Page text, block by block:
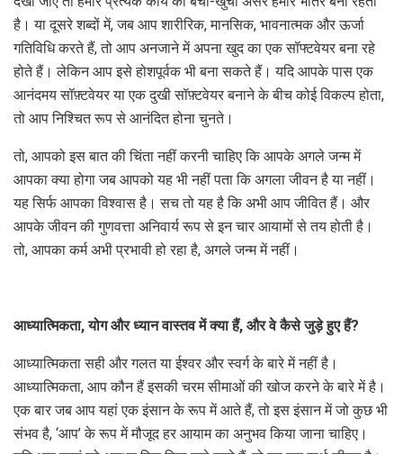
है। या दूसरे शब्दों में, जब आप शारीरिक, मानसिक, भावनात्मक और ऊर्जा
गतिविधि करते हैं, तो आप अनजाने में अपना खुद का एक सॉफ्टवेयर बना रहे
होते हैं। लेकिन आप इसे होशपूर्वक भी बना सकते हैं। यदि आपके पास एक
आनंदमय सॉफ़्टवेयर या एक दुखी सॉफ़्टवेयर बनाने के बीच कोई विकल्प होता,
तो आप निश्चित रूप से आनंदित होना चुनते।
तो, आपको इस बात की चिंता नहीं करनी चाहिए कि आपके अगले जन्म में
आपका क्या होगा जब आपको यह भी नहीं पता कि अगला जीवन है या नहीं।
यह सिर्फ आपका विश्वास है। सच तो यह है कि अभी आप जीवित हैं। और
आपके जीवन की गुणवत्ता अनिवार्य रूप से इन चार आयामों से तय होती है।
तो, आपका कर्म अभी प्रभावी हो रहा है, अगले जन्म में नहीं।
आध्यात्मिकता, योग और ध्यान वास्तव में क्या हैं, और वे कैसे जुड़े हुए हैं?
आध्यात्मिकता सही और गलत या ईश्वर और स्वर्ग के बारे में नहीं है।
आध्यात्मिकता, आप कौन हैं इसकी चरम सीमाओं की खोज करने के बारे में है।
एक बार जब आप यहां एक इंसान के रूप में आते हैं, तो इस इंसान में जो कुछ भी
संभव है, ‘आप’ के रूप में मौजूद हर आयाम का अनुभव किया जाना चाहिए।